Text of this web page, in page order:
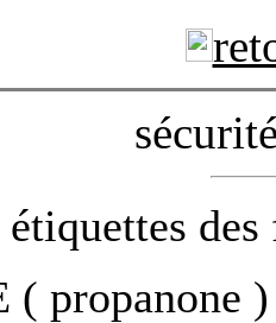
( propanone